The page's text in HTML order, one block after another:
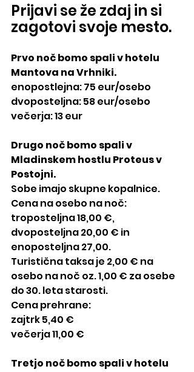
Prijavi se že zdaj in si
zagotovi svoje mesto.
Prvo noč bomo spali v hotelu
Mantova na Vrhniki.
enopostlejna: 75 eur/osebo
dvoposteljna: 58 eur/osebo
večerja: 13 eur
Drugo noč bomo spali v
Mladinskem hostlu Proteus v
Postojni.
Sobe imajo skupne kopalnice.
Cena na osebo na noč:
troposteljna 18,00 €,
dvoposteljna 20,00 € in
enoposteljna 27,00.
Turistična taksa je 2,00 € na
osebo na noč oz. 1,00 € za osebe
do 30. leta starosti.
Cena prehrane:
zajtrk 5,40 €
večerja 11,00 €
Tretjo noč bomo spali v hotelu